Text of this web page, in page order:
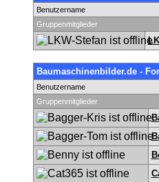
Benutzername
Gruppenmitglieder
Baumaschinenbilder.de -
Benutzername
Gruppenmitglieder